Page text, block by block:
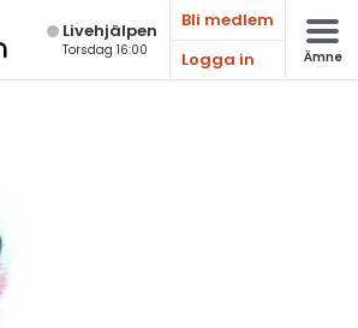
Live­hjälpen
Torsdag 16:00
Bli medlem
Logga in
Ämne
Matematik